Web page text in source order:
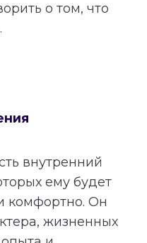
о том, что
внутренний
ему будет
комфортно. Он
жизненных